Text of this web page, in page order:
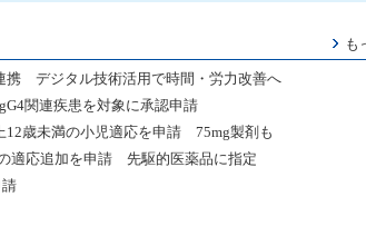
も
デジタル技術活用で時間・労力改善へ
関連疾患を対象に承認申請
歳未満の小児適応を申請 75mg製剤も
適応追加を申請 先駆的医薬品に指定